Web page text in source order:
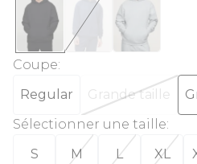
Coupe:
Regular
Grande taille
Sélectionner une taille:
S
M L XL